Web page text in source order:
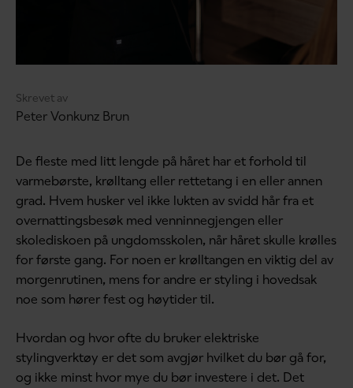
Skrevet av
Peter Vonkunz Brun
De fleste med litt lengde på håret har et forhold til
varmebørste, krølltang eller rettetang i en eller annen
grad. Hvem husker vel ikke lukten av svidd hår fra et
overnattingsbesøk med venninnegjengen eller
skolediskoen på ungdomsskolen, når håret skulle krølles
for første gang. For noen er krølltangen en viktig del av
morgenrutinen, mens for andre er styling i hovedsak
noe som hører fest og høytider til.
Hvordan og hvor ofte du bruker elektriske
stylingverktøy er det som avgjør hvilket du bør gå for,
og ikke minst hvor mye du bør investere i det. Det